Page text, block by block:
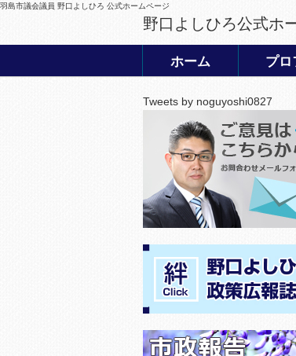
羽島市議会議員 野口よしひろ 公式ホームページ
野口よしひろ公式ホ
ホーム プロ
Tweets by noguyoshi0827